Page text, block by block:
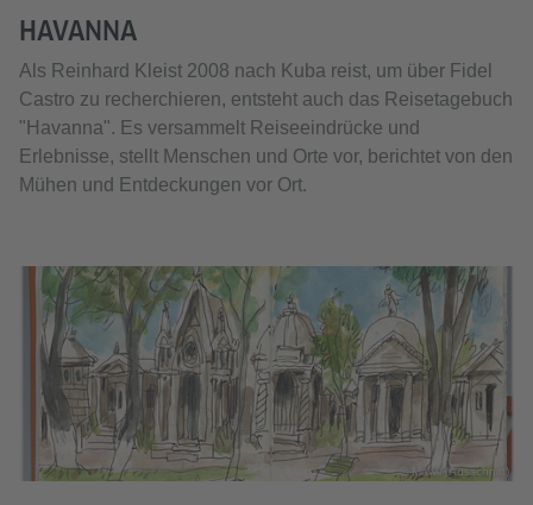
HAVANNA
Als Reinhard Kleist 2008 nach Kuba reist, um über Fidel
Castro zu recherchieren, entsteht auch das Reisetagebuch
"Havanna". Es versammelt Reiseeindrücke und
Erlebnisse, stellt Menschen und Orte vor, berichtet von den
Mühen und Entdeckungen vor Ort.
© Mawil (Ausschnitt)